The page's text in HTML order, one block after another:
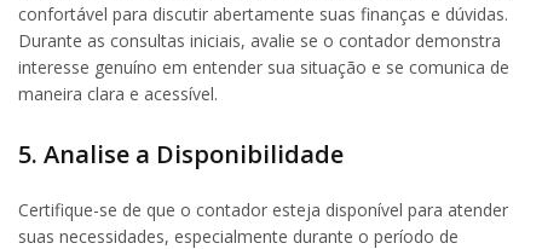
confortável para discutir abertamente suas finanças e dúvidas.
Durante as consultas iniciais, avalie se o contador demonstra
interesse genuíno em entender sua situação e se comunica de
maneira clara e acessível.
5. Analise a Disponibilidade
Certifique-se de que o contador esteja disponível para atender
suas necessidades, especialmente durante o período de